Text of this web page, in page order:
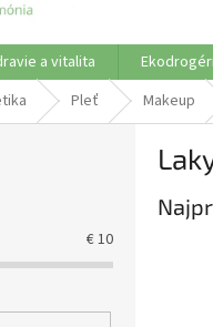
a vitalita
Pleť Makeup
€10